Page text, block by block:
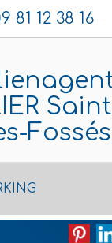
81 12 38 16